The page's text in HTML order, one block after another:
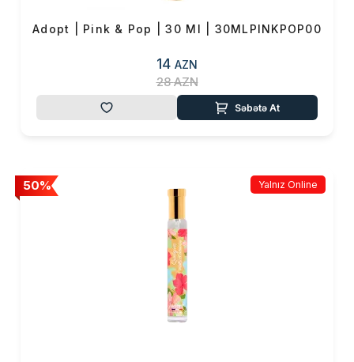
Adopt | Pink & Pop | 30 Ml | 30MLPINKPOP00
14 AZN
28AZN
Səbətə At
50% Yalnız Online
Məhsul(lar) səbətə əlavə edildi